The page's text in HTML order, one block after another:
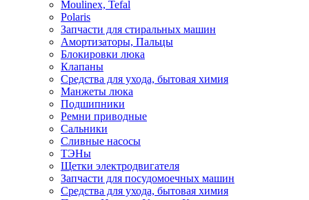
Moulinex, Tefal
Polaris
Запчасти для стиральных машин
Амортизаторы, Пальцы
Блокировки люка
Клапаны
Средства для ухода, бытовая химия
Манжеты люка
Подшипники
Ремни приводные
Сальники
Сливные насосы
ТЭНы
Щетки электродвигателя
Запчасти для посудомоечных машин
Средства для ухода, бытовая химия